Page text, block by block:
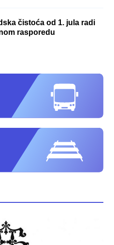
čistoća od 1. jula radi
rasporedu